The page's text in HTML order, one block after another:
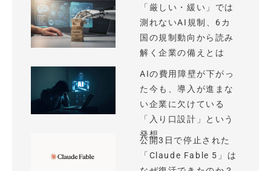
「厳しい・緩い」では
測れないAI規制、6カ
国の規制動向から読み
解く企業の備えとは
AIの費用障壁が下がっ
た今も、導入が進まな
い企業に欠けている
「入り口設計」という
発想
公開3日で停止された
「Claude Fable 5」は